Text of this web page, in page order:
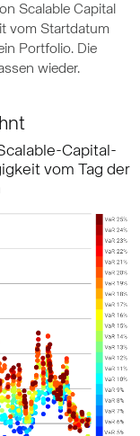
Scalable Capital
vom Startdatum
Portfolio. Die
wieder.
Capital-
vom Tag der